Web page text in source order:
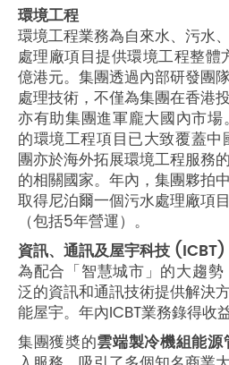
環境工程
環境工程業務為自來水、污水
處理廠項目提供環境工程整體
億港元。集團透過內部研發團
處理技術，不僅為集團在香港
亦有助集團進軍龐大國內市
的環境工程項目已大致覆蓋
團亦於海外拓展環境工程服務
的相關國家。年內，集團夥拍
取得尼泊爾一個污水處理廠項
（包括5年營運）。
資訊、通訊及屋宇科技 (ICBT)
為配合「智慧城市」的大趨
泛的資訊和通訊技術提供解決
能屋宇。年內ICBT業務錄得收
集團獲奬的雲端製冷機組能源